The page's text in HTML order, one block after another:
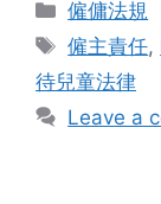
Categories
僱傭法規
Tags
僱主責任,
待兒童法律
Leave a